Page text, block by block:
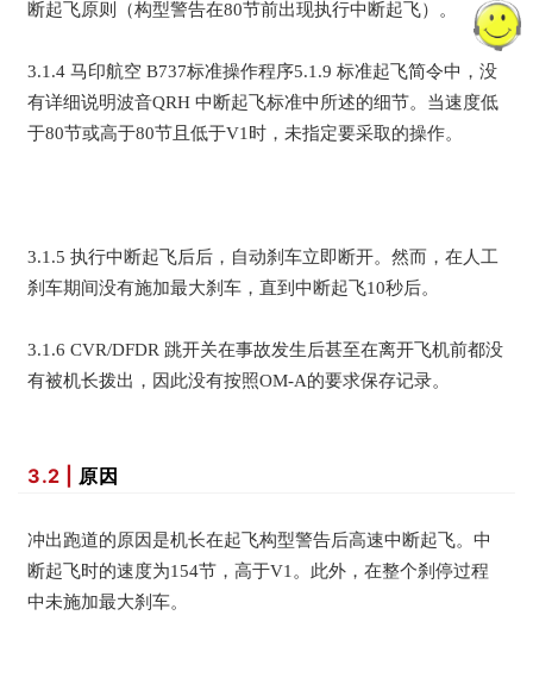
断起飞原则（构型警告在80节前出现执行中断起飞）。
3.1.4 马印航空 B737标准操作程序5.1.9 标准起飞简令中，没
有详细说明波音QRH 中断起飞标准中所述的细节。当速度低
于80节或高于80节且低于V1时，未指定要采取的操作。
3.1.5 执行中断起飞后后，自动刹车立即断开。然而，在人工
刹车期间没有施加最大刹车，直到中断起飞10秒后。
3.1.6 CVR/DFDR 跳开关在事故发生后甚至在离开飞机前都没
有被机长拨出，因此没有按照OM-A的要求保存记录。
3.2 | 原因
冲出跑道的原因是机长在起飞构型警告后高速中断起飞。中
断起飞时的速度为154节，高于V1。此外，在整个刹停过程
中未施加最大刹车。